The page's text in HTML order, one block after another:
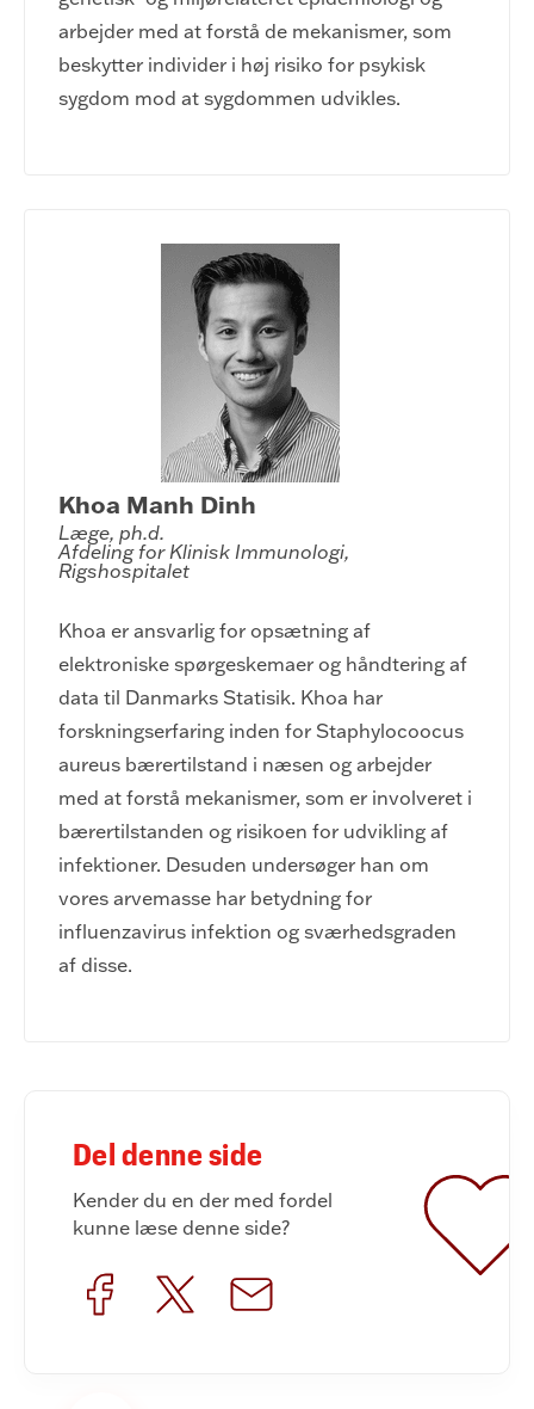
arbejder med at forstå de mekanismer, som
beskytter individer i høj risiko for psykisk
sygdom mod at sygdommen udvikles.
Khoa Manh Dinh
Læge, ph.d.
Afdeling for Klinisk Immunologi,
Rigshospitalet
Khoa er ansvarlig for opsætning af
elektroniske spørgeskemaer og håndtering af
data til Danmarks Statisik. Khoa har
forskningserfaring inden for Staphylocoocus
aureus bærertilstand i næsen og arbejder
med at forstå mekanismer, som er involveret i
bærertilstanden og risikoen for udvikling af
infektioner. Desuden undersøger han om
vores arvemasse har betydning for
influenzavirus infektion og sværhedsgraden
af disse.
Del denne side
Kender du en der med fordel
kunne læse denne side?